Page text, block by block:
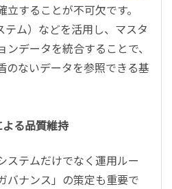
立することが不可欠です。
テム）などを活用し、マスタ
データを統合することで、
のないデータを参照できる基
る品質維持
ステムだけでなく運用ルー
バナンス」の策定も重要で